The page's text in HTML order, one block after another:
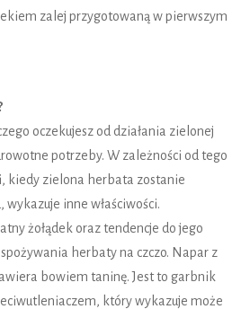
zalej przygotowaną w pierwszym
oczekujesz od działania zielonej
potrzeby. W zależności od tego
kiedy zielona herbata zostanie
wykazuje inne właściwości.
żołądek oraz tendencje do jego
herbaty na czczo. Napar z
bowiem taninę. Jest to garbnik
który wykazuje może